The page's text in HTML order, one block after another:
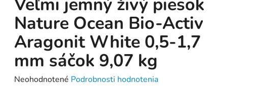
Veľmi jemný živý piesok
Nature Ocean Bio-Activ
Aragonit White 0,5-1,7
mm sáčok 9,07 kg
Priemerné
Neohodnotené Podrobnosti hodnotenia